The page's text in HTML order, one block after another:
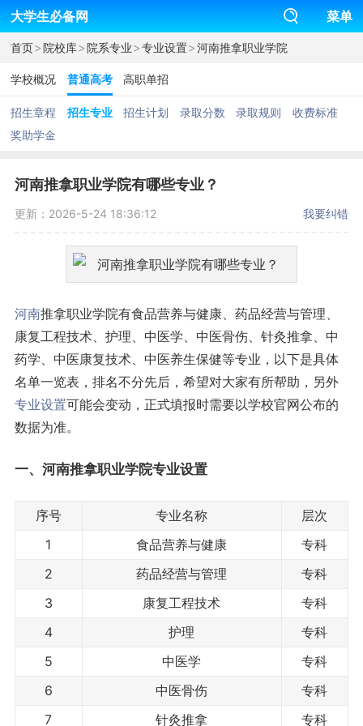
大学生必备网 菜单
首页>院校库>院系专业>专业设置>河南推拿职业学院
学校概况 普通高考 高职单招
招生章程 招生专业 招生计划 录取分数 录取规则
收费标准
奖助学金
河南推拿职业学院有哪些专业？
更新：2026-5-24 18:36:12 我要纠错
河南推拿职业学院有食品营养与健康、药品经营与管理、
康复工程技术、护理、中医学、中医骨伤、针灸推拿、中
药学、中医康复技术、中医养生保健等专业，以下是具体
名单一览表，排名不分先后，希望对大家有所帮助，另外
专业设置可能会变动，正式填报时需要以学校官网公布的
数据为准。
一、河南推拿职业学院专业设置
序号 专业名称
层次
1
食品营养与健康
专科
2
药品经营与管理
专科
3
康复工程技术
专科
4
护理
专科
5
中医学
专科
6
中医骨伤
专科
7
针灸推拿 专科